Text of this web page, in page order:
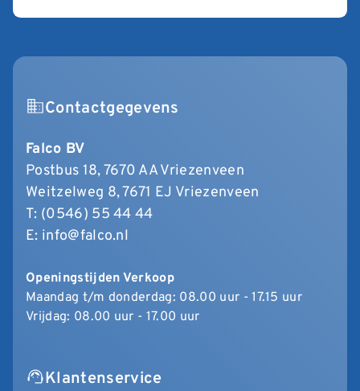
Contactgegevens
Falco BV
Postbus 18, 7670 AA Vriezenveen
Weitzelweg 8, 7671 EJ Vriezenveen
T: (0546) 55 44 44
E: info@falco.nl
Openingstijden Verkoop
Maandag t/m donderdag: 08.00 uur - 17.15 uur
Vrijdag: 08.00 uur - 17.00 uur
Klantenservice